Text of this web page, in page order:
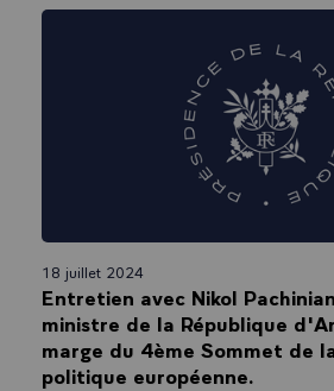
18 juillet 2024
Entretien avec Nikol
ministre de la République
marge du 4ème Sommet de
politique européenne.